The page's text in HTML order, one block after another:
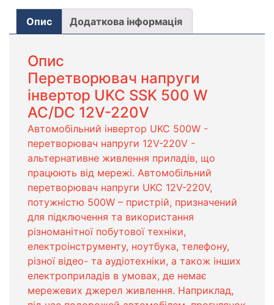
Опис Додаткова інформація
Опис
Перетворювач напруги
інвертор UKC SSK 500 W
AC/DC 12V-220V
Автомобільний інвертор UKC 500W -
перетворювач напруги 12V-220V -
альтернативне живлення приладів, що
працюють від мережі. Автомобільний
перетворювач напруги UKC 12V-220V,
потужністю 500W – пристрій, призначений
для підключення та використання
різноманітної побутової техніки,
електроінструменту, ноутбука, телефону,
різної відео- та аудіотехніки, а також інших
електроприладів в умовах, де немає
мережевих джерел живлення. Наприклад,